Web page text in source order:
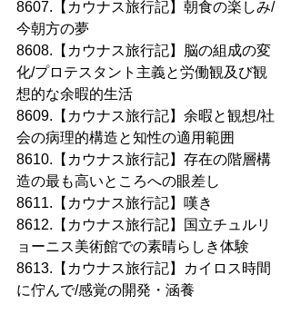
8607.【カウナス旅行記】朝食の楽しみ/
今朝方の夢
8608.【カウナス旅行記】脳の組成の変
化/プロテスタント主義と労働観及び観
想的な余暇的生活
8609.【カウナス旅行記】余暇と観想/社
会の病理的構造と知性の適用範囲
8610.【カウナス旅行記】存在の階層構
造の最も高いところへの眼差し
8611.【カウナス旅行記】嘆き
8612.【カウナス旅行記】国立チュルリ
ョーニス美術館での素晴らしき体験
8613.【カウナス旅行記】カイロス時間
に佇んで/感覚の開発・涵養